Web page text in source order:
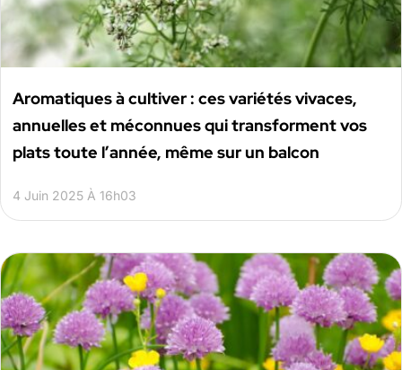
Aromatiques à cultiver : ces variétés vivaces,
annuelles et méconnues qui transforment vos
plats toute l’année, même sur un balcon
4 Juin 2025 À 16h03